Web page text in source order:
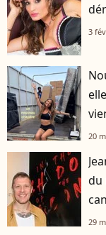
3
20
du
29